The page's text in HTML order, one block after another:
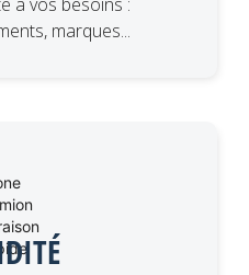
à vos besoins :
marques...